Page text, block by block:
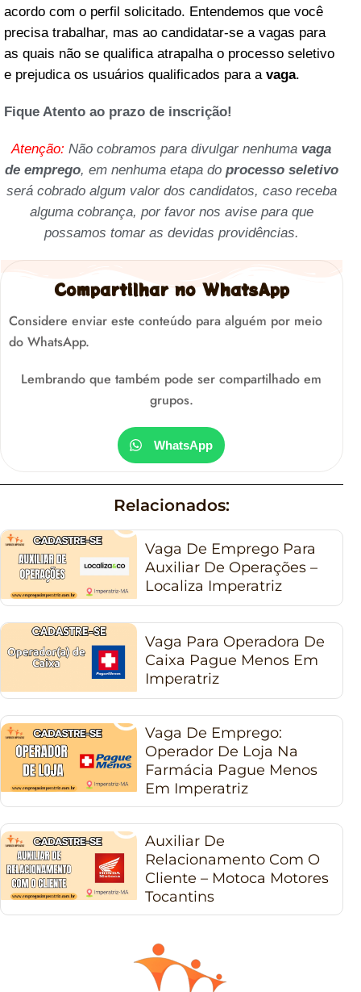
acordo com o perfil solicitado. Entendemos que você
precisa trabalhar, mas ao candidatar-se a vagas para
as quais não se qualifica atrapalha o processo seletivo
e prejudica os usuários qualificados para a vaga.
Fique Atento ao prazo de inscrição!
Atenção: Não cobramos para divulgar nenhuma vaga
de emprego, em nenhuma etapa do processo seletivo
será cobrado algum valor dos candidatos, caso receba
alguma cobrança, por favor nos avise para que
possamos tomar as devidas providências.
Compartilhar no WhatsApp
Considere enviar este conteúdo para alguém por meio
do WhatsApp.
Lembrando que também pode ser compartilhado em
grupos.
WhatsApp
Relacionados:
Vaga De Emprego Para
Auxiliar De Operações –
Localiza Imperatriz
Vaga Para Operadora De
Caixa Pague Menos Em
Imperatriz
Vaga De Emprego:
Operador De Loja Na
Farmácia Pague Menos
Em Imperatriz
Auxiliar De
Relacionamento Com O
Cliente – Motoca Motores
Tocantins